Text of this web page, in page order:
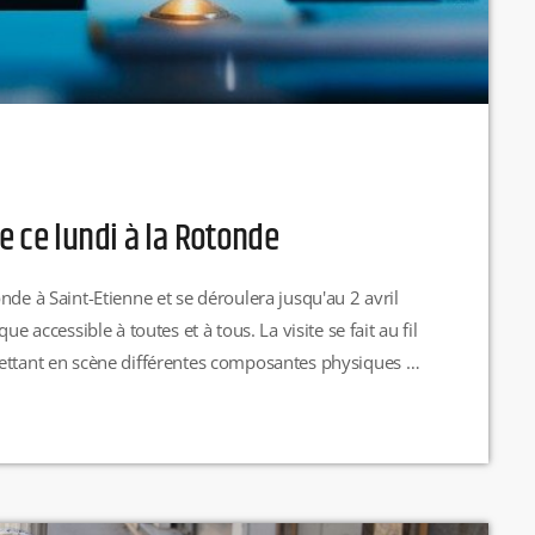
ce lundi à la Rotonde
à Saint-Etienne et se déroulera jusqu'au 2 avril
accessible à toutes et à tous. La visite se fait au fil
en scène différentes composantes physiques et